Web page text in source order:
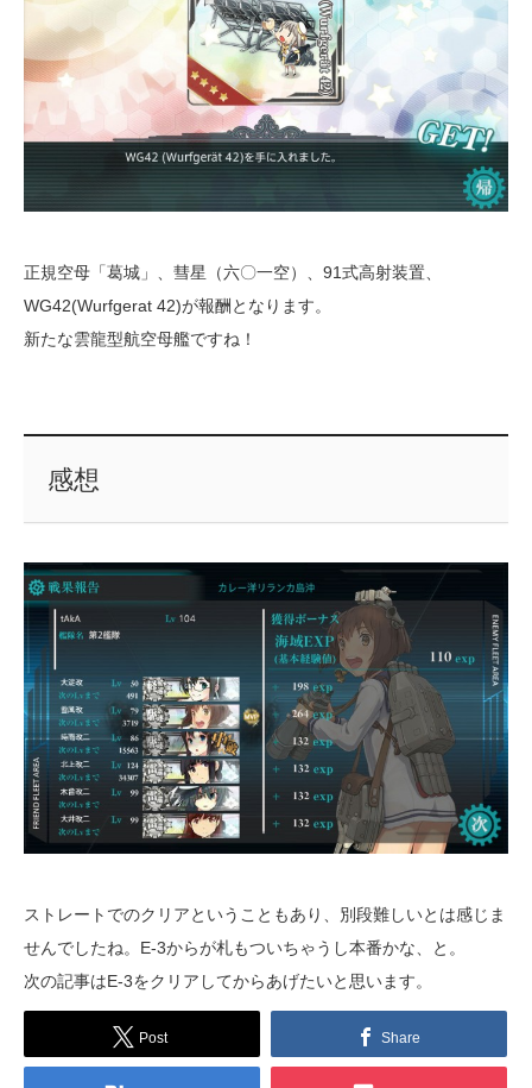
正規空母「葛城」、彗星（六〇一空）、91式高射装置、
WG42(Wurfgerat 42)が報酬となります。
新たな雲龍型航空母艦ですね！
感想
ストレートでのクリアということもあり、別段難しいとは感じま
せんでしたね。E-3からが札もついちゃうし本番かな、と。
次の記事はE-3をクリアしてからあげたいと思います。
Post Share